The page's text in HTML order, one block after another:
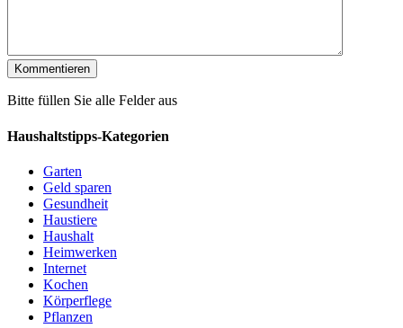
Bitte füllen Sie alle Felder aus
Haushaltstipps-Kategorien
Garten
Geld sparen
Gesundheit
Haustiere
Haushalt
Heimwerken
Internet
Kochen
Körperflege
Pflanzen